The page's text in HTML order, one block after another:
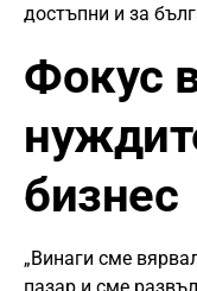
достъпни и за
Фокус
бизнес
„Винаги сме
пазар и сме